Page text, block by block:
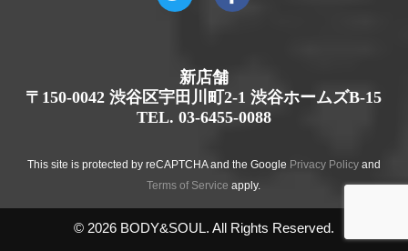
新店舗
〒150-0042 渋谷区宇田川町2-1 渋谷ホームズB-15
TEL. 03-6455-0088
This site is protected by reCAPTCHA and the Google Privacy Policyand
Terms of Service apply.
© 2026 BODY&SOUL. All Rights Reserved.